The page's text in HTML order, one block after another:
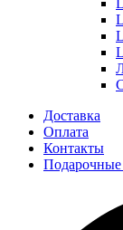
Доставка
Оплата
Контакты